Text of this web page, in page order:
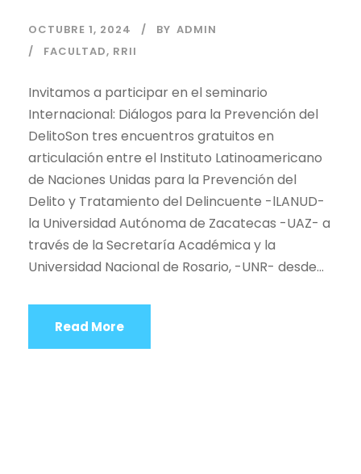
OCTUBRE 1, 2024 BY ADMIN
FACULTAD, RRII
Invitamos a participar en el seminario
Internacional: Diálogos para la Prevención del
DelitoSon tres encuentros gratuitos en
articulación entre el Instituto Latinoamericano
de Naciones Unidas para la Prevención del
Delito y Tratamiento del Delincuente -lLANUD-
la Universidad Autónoma de Zacatecas -UAZ- a
través de la Secretaría Académica y la
Universidad Nacional de Rosario, -UNR- desde...
Read More